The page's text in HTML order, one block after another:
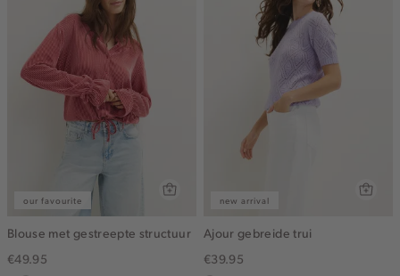
our favourite
Blouse met gestreepte structuur
€49.95
new arrival
Ajour gebreide trui
€39.95